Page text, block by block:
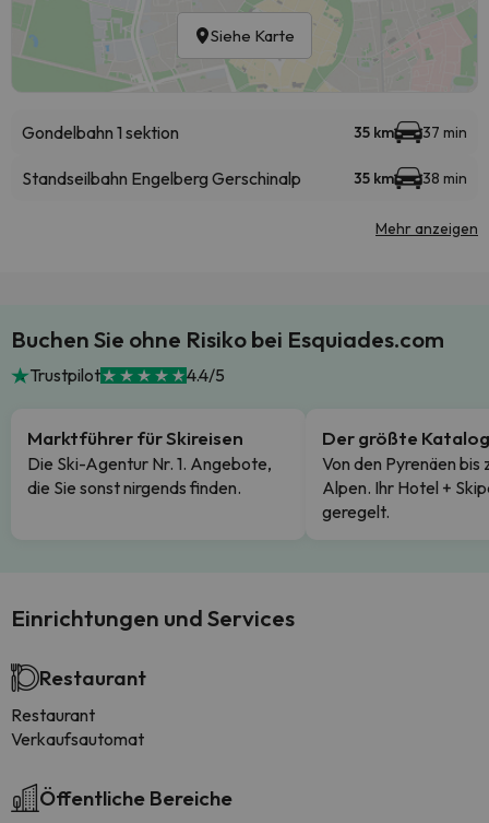
Siehe Karte
Gondelbahn 1 sektion 35 km 37 min
Standseilbahn Engelberg Gerschinalp 35 km 38 min
Mehr anzeigen
Buchen Sie ohne Risiko bei Esquiades.com
Trustpilot 4.4/5
Marktführer für Skireisen
Die Ski-Agentur Nr. 1. Angebote,
die Sie sonst nirgends finden.
Der größte Katalog
Von den Pyrenäen bis
Alpen. Ihr Hotel +
geregelt.
Einrichtungen und Services
Restaurant
Restaurant
Verkaufsautomat
Öffentliche Bereiche